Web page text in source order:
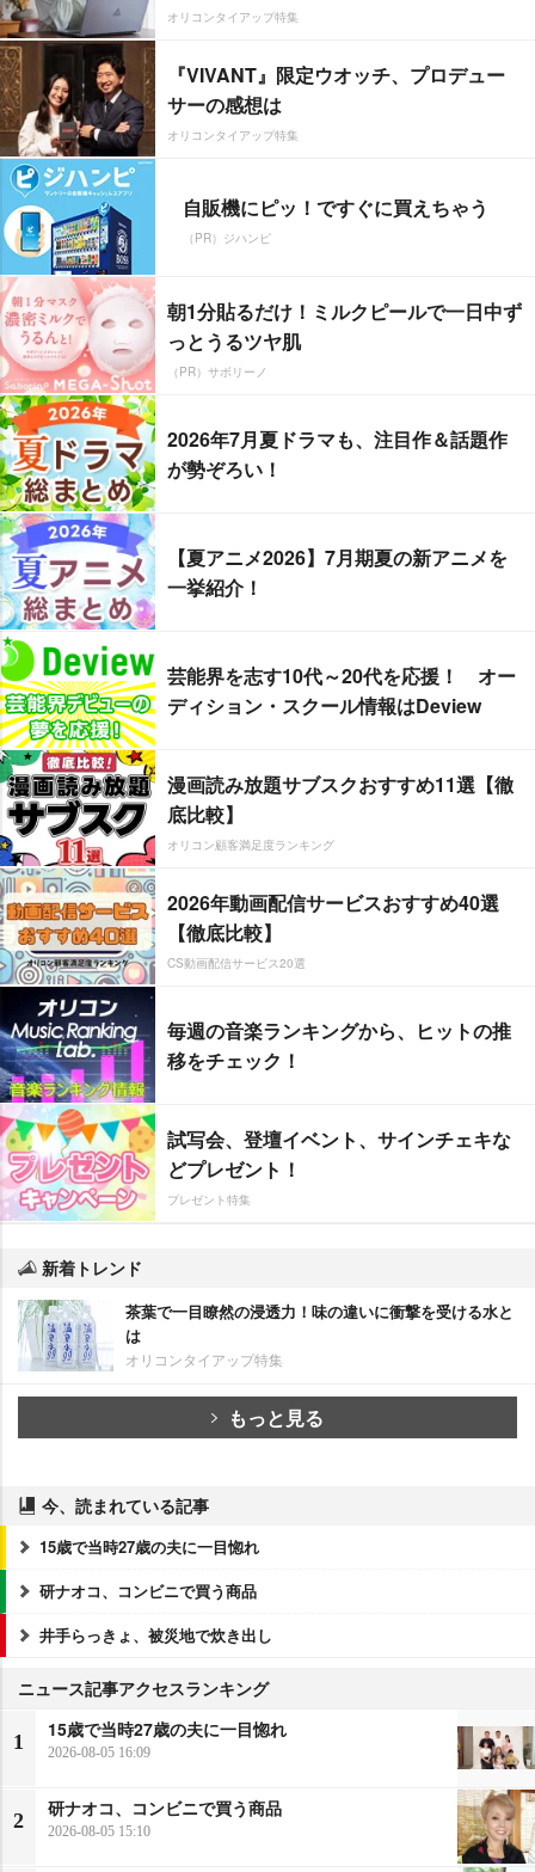
オリコンタイアップ特集
『VIVANT』限定ウオッチ、プロデュー
サーの感想は
オリコンタイアップ特集
自販機にピッ！ですぐに買えちゃう
（PR）ジハンピ
朝1分貼るだけ！ミルクピールで一日中ず
っとうるツヤ肌
（PR）サボリーノ
2026年7月夏ドラマも、注目作＆話題作
が勢ぞろい！
【夏アニメ2026】7月期夏の新アニメを
一挙紹介！
芸能界を志す10代～20代を応援！ オー
ディション・スクール情報はDeview
漫画読み放題サブスクおすすめ11選【徹
底比較】
オリコン顧客満足度ランキング
2026年動画配信サービスおすすめ40選
【徹底比較】
CS動画配信サービス20選
毎週の音楽ランキングから、ヒットの推
移をチェック！
試写会、登壇イベント、サインチェキな
どプレゼント！
プレゼント特集
新着トレンド
茶葉で一目瞭然の浸透力！味の違いに衝撃を受ける水と
は
オリコンタイアップ特集
もっと見る
今、読まれている記事
15歳で当時27歳の夫に一目惚れ
研ナオコ、コンビニで買う商品
井手らっきょ、被災地で炊き出し
ニュース記事アクセスランキング
1
15歳で当時27歳の夫に一目惚れ
2026-08-05 16:09
2
研ナオコ、コンビニで買う商品
2026-08-05 15:10